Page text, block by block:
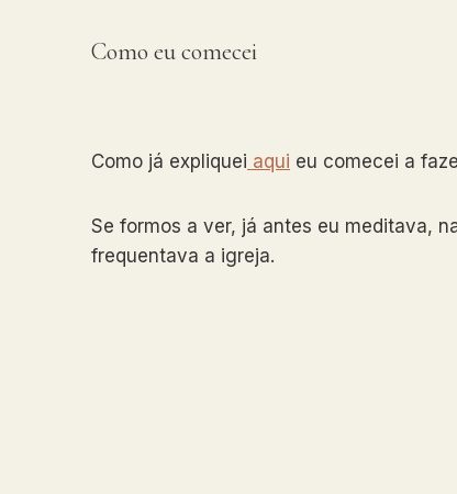
Como eu comecei
Como já expliquei aqui eu comecei a
Se formos a ver, já antes eu meditava,
frequentava a igreja.